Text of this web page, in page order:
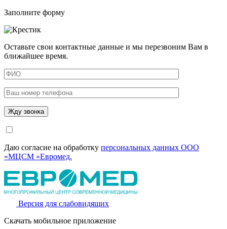
Заполните форму
Оставьте свои контактные данные и мы перезвоним Вам в
ближайшее время.
Даю согласие на обработку персональных данных ООО
«МЦСМ «Евромед.
Версия для слабовидящих
Скачать мобильное приложение